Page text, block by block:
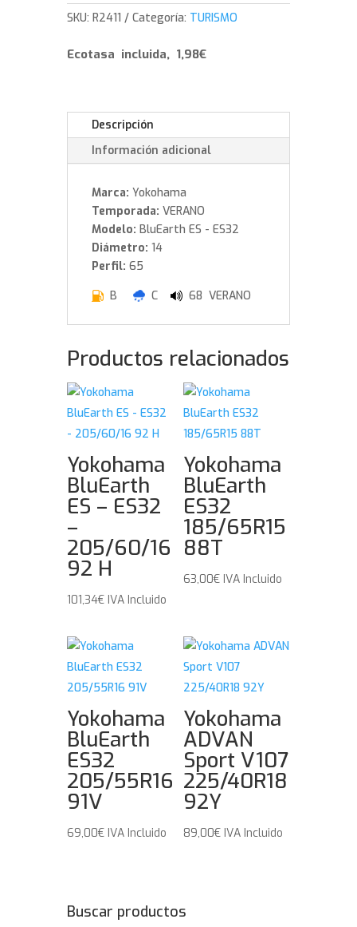
cantidad
SKU:R2411 Categoría: TURISMO
Ecotasa incluida, 1,98€
Descripción
Información adicional
Marca: Yokohama
Temporada: VERANO
Modelo: BluEarth ES - ES32
Diámetro: 14
Perfil: 65
B
C 68 VERANO
Productos relacionados
Yokohama
BluEarth
ES – ES32
–
205/60/16
92 H
101,34€ IVA Incluido
Yokohama
BluEarth
ES32
185/65R15
88T
63,00€ IVA Incluido
Yokohama
BluEarth
ES32
205/55R16
91V
69,00€ IVA Incluido
Yokohama
ADVAN
Sport V107
225/40R18
92Y
89,00€ IVA Incluido
Buscar productos